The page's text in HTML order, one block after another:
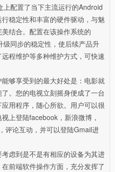
配置了当下主流运行的Android
稳定性和丰富的硬件驱动，与魅
结合。配置在该操作系统的
同步的稳定性，使后续产品升
程维护等多种维护方式，可快速
够享受到的最大好处是：电影就
。您的电视立刻摇身便成了一台
用程序，随心所欲。用户可以很
上登陆facebook，新浪微博，
评论互动，并可以登陆Gmail进
虑到是不是有相应的设备为其进
前端软件操作方面，充分发挥了